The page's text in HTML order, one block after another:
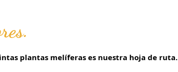
plantas melíferas es nuestra hoja de ruta.